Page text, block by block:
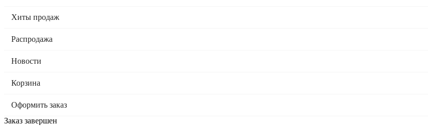
Хиты продаж
Распродажа
Новости
Корзина
Оформить заказ
Заказ завершен